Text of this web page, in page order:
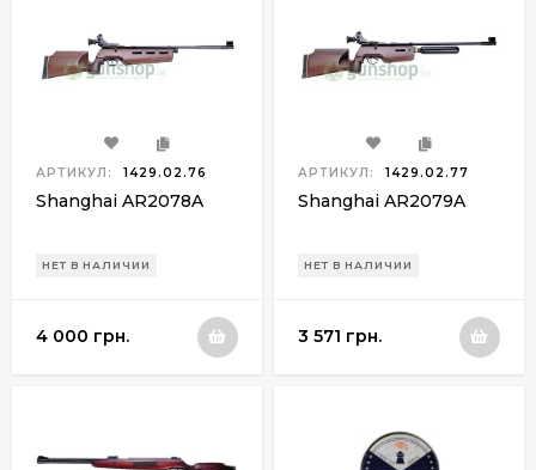
АРТИКУЛ: 1429.02.76
Shanghai AR2078A
НЕТ В НАЛИЧИИ
4 000 грн.
АРТИКУЛ: 1429.02.77
Shanghai AR2079A
НЕТ В НАЛИЧИИ
3 571 грн.